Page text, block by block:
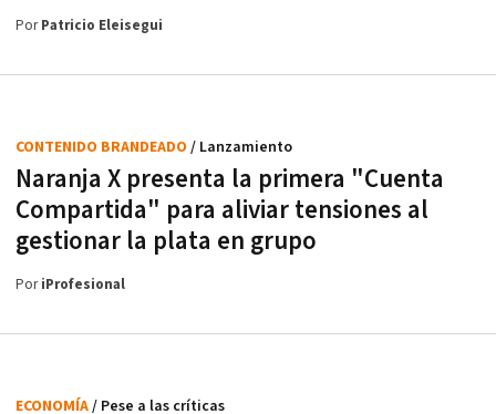
PorPatricio Eleisegui
Naranja X presenta la primera "Cuenta
Compartida" para aliviar tensiones al
gestionar la plata en grupo
CONTENIDO BRANDEADO / Lanzamiento
PoriProfesional
ECONOMÍA/ Pese a las críticas